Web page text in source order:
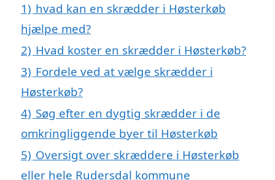
1) hvad kan en skrædder i Høsterkøb
hjælpe med?
2) Hvad koster en skrædder i Høsterkøb?
3) Fordele ved at vælge skrædder i
Høsterkøb?
4) Søg efter en dygtig skrædder i de
omkringliggende byer til Høsterkøb
5) Oversigt over skræddere i Høsterkøb
eller hele Rudersdal kommune